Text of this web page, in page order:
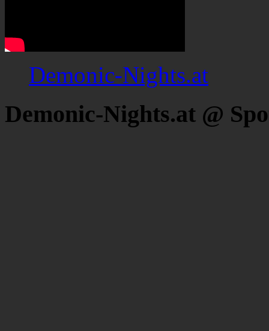
Demonic-Nights.at
Demonic-Nights.at @